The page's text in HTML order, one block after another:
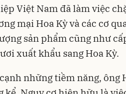
Việt Nam đã làm việc
mại Hoa Kỳ và các cơ
sản phẩm cũng như
xuất khẩu sang Hoa Kỳ.
những tiềm năng, ông